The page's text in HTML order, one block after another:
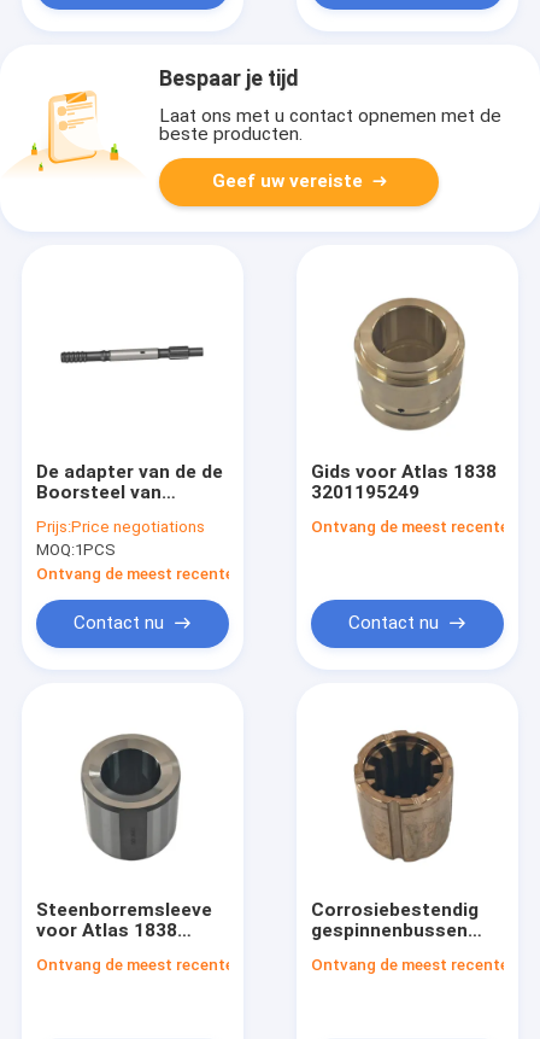
Bespaar je tijd
Laat ons met u contact opnemen met de
beste producten.
Geef uw vereiste
De adapter van de de
Boorsteel van
voor Atlas Copco
COP1036/1038/1238
nr
90515888/90515981/90515996
Prijs:Price negotiations
MOQ:1PCS
Ontvang de meest recente Prijs
Contact nu
Gids voor Atlas 1838
3201195249
Ontvang de meest recente
Contact nu
Steenborremsleeve
voor Atlas 1838
Standaard en saai
Ontvang de meest recente Prijs
Corrosiebestendig
gespinnenbussen
3201195401 met een
Ontvang de meest recente